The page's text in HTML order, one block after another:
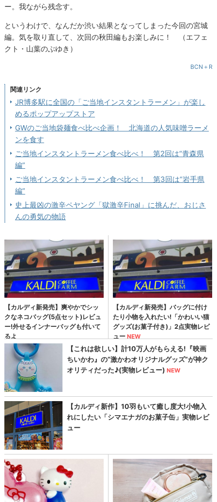
ー。我ながら残念す。
というわけで、なんだか渋い結果となってしまった今回の宮城
編。気を取り直して、次回の秋田編もお楽しみに！ （エフェ
クト・山葉のぶゆき）
BCN＋R
関連リンク
JR博多駅に全国の「ご当地インスタントラーメン」が楽し
めるポップアップストア
GWのご当地袋麺食べ比べ企画！ 北海道の人気味噌ラーメ
ンを食す
ご当地インスタントラーメン食べ比べ！ 第2回は“青森県
編”
ご当地インスタントラーメン食べ比べ！ 第3回は“岩手県
編”
史上最凶の激辛ペヤング「獄激辛Final」に挑んだ、おじさ
んの勇気の物語